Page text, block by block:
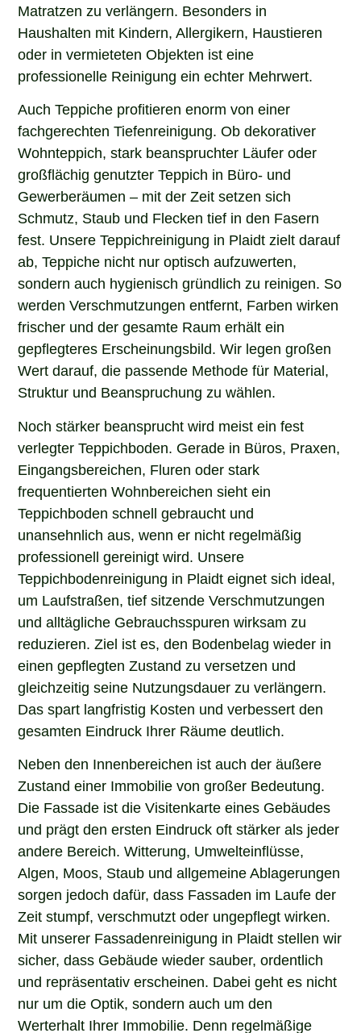
Matratzen zu verlängern. Besonders in
Haushalten mit Kindern, Allergikern, Haustieren
oder in vermieteten Objekten ist eine
professionelle Reinigung ein echter Mehrwert.
Auch Teppiche profitieren enorm von einer
fachgerechten Tiefenreinigung. Ob dekorativer
Wohnteppich, stark beanspruchter Läufer oder
großflächig genutzter Teppich in Büro- und
Gewerberäumen – mit der Zeit setzen sich
Schmutz, Staub und Flecken tief in den Fasern
fest. Unsere Teppichreinigung in Plaidt zielt darauf
ab, Teppiche nicht nur optisch aufzuwerten,
sondern auch hygienisch gründlich zu reinigen. So
werden Verschmutzungen entfernt, Farben wirken
frischer und der gesamte Raum erhält ein
gepflegteres Erscheinungsbild. Wir legen großen
Wert darauf, die passende Methode für Material,
Struktur und Beanspruchung zu wählen.
Noch stärker beansprucht wird meist ein fest
verlegter Teppichboden. Gerade in Büros, Praxen,
Eingangsbereichen, Fluren oder stark
frequentierten Wohnbereichen sieht ein
Teppichboden schnell gebraucht und
unansehnlich aus, wenn er nicht regelmäßig
professionell gereinigt wird. Unsere
Teppichbodenreinigung in Plaidt eignet sich ideal,
um Laufstraßen, tief sitzende Verschmutzungen
und alltägliche Gebrauchsspuren wirksam zu
reduzieren. Ziel ist es, den Bodenbelag wieder in
einen gepflegten Zustand zu versetzen und
gleichzeitig seine Nutzungsdauer zu verlängern.
Das spart langfristig Kosten und verbessert den
gesamten Eindruck Ihrer Räume deutlich.
Neben den Innenbereichen ist auch der äußere
Zustand einer Immobilie von großer Bedeutung.
Die Fassade ist die Visitenkarte eines Gebäudes
und prägt den ersten Eindruck oft stärker als jeder
andere Bereich. Witterung, Umwelteinflüsse,
Algen, Moos, Staub und allgemeine Ablagerungen
sorgen jedoch dafür, dass Fassaden im Laufe der
Zeit stumpf, verschmutzt oder ungepflegt wirken.
Mit unserer Fassadenreinigung in Plaidt stellen wir
sicher, dass Gebäude wieder sauber, ordentlich
und repräsentativ erscheinen. Dabei geht es nicht
nur um die Optik, sondern auch um den
Werterhalt Ihrer Immobilie. Denn regelmäßige